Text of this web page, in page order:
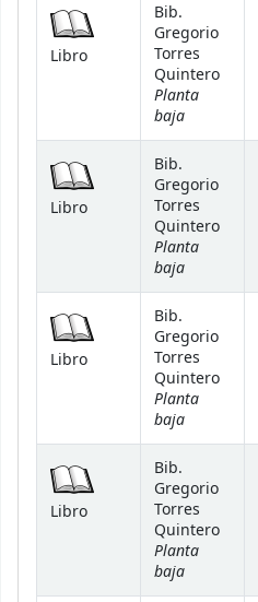
Libro
Bib.
Gregorio
Torres
Quintero
Planta
baja
Libro
Bib.
Gregorio
Torres
Quintero
Planta
baja
Libro
Bib.
Gregorio
Torres
Quintero
Planta
baja
Libro
Bib.
Gregorio
Torres
Quintero
Planta
baja